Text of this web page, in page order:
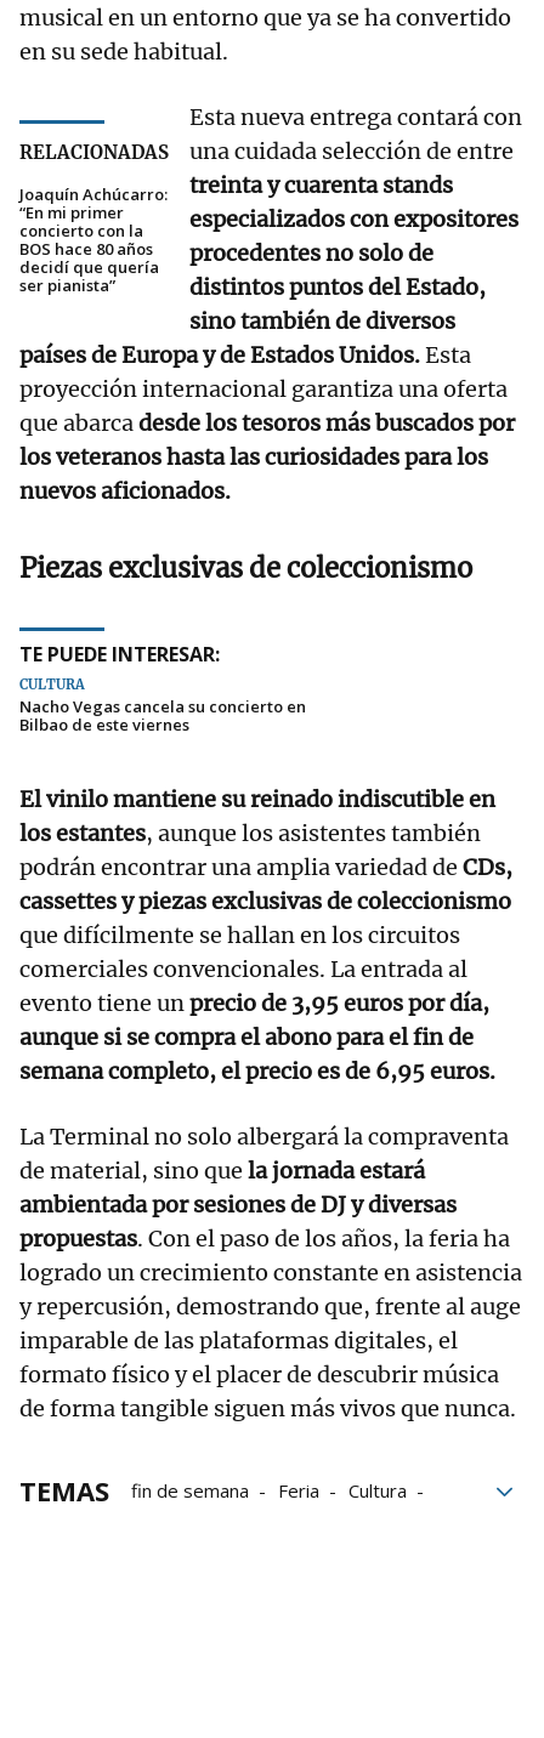
musical en un entorno que ya se ha convertido
en su sede habitual.
RELACIONADAS
Joaquín Achúcarro:
“En mi primer
concierto con la
BOS hace 80 años
decidí que quería
ser pianista”
Esta nueva entrega contará con
una cuidada selección de entre
treinta y cuarenta stands
especializados con expositores
procedentes no solo de
distintos puntos del Estado,
sino también de diversos
países de Europa y de Estados Unidos.Esta
proyección internacional garantiza una oferta
que abarcadesde los tesoros más buscados por
los veteranos hasta las curiosidades para los
nuevos aficionados.
Piezas exclusivas de coleccionismo
TE PUEDE INTERESAR:
CULTURA
Nacho Vegas cancela su concierto en
Bilbao de este viernes
El vinilo mantiene su reinado indiscutible en
los estantes, aunque los asistentes también
podrán encontrar una amplia variedad de CDs,
cassettes y piezas exclusivas de coleccionismo
que difícilmente se hallan en los circuitos
comerciales convencionales. La entrada al
evento tiene unprecio de 3,95 euros por día,
aunque si se compra el abono para el fin de
semana completo, el precio es de 6,95 euros.
La Terminal no solo albergará la compraventa
de material, sino que la jornada estará
ambientada por sesiones de DJ y diversas
propuestas. Con el paso de los años, la feria ha
logrado un crecimiento constante en asistencia
y repercusión, demostrando que, frente al auge
imparable de las plataformas digitales, el
formato físico y el placer de descubrir música
de forma tangible siguen más vivos que nunca.
TEMAS fin de semana Feria
Cultura